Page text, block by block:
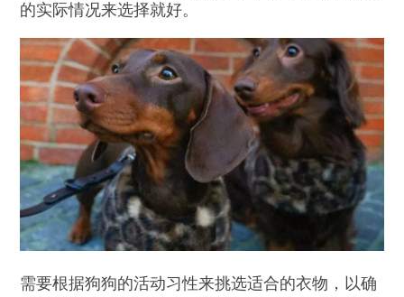
的实际情况来选择就好。
需要根据狗狗的活动习性来挑选适合的衣物，以确